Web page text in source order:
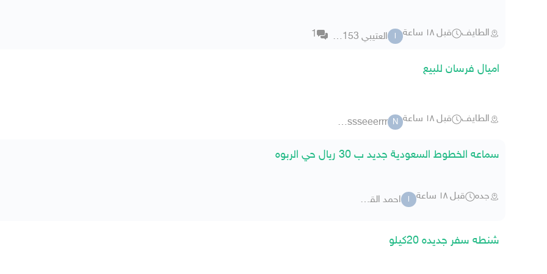
الطايف قبل ١٨ ساعة ا العتيبي 744153 1
اميال فرسان للبيع
الطايف قبل ١٨ ساعة N
naaassseeerrr
سماعه الخطوط السعودية جديد ب 30 ريال حي الربوه
جده قبل ١٨ ساعة ا احمد القعبي
شنطه سفر جديده 20كيلو